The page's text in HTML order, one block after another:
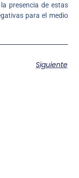
presencia de estas
para el medio
Siguiente